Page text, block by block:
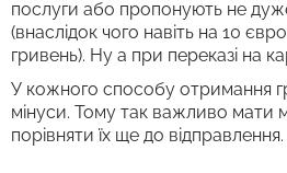
послуги або пропонують не
(внаслідок чого навіть на 10
гривень). Ну а при переказі на
У кожного способу отримання
мінуси. Тому так важливо мати
порівняти їх ще до відправлення.